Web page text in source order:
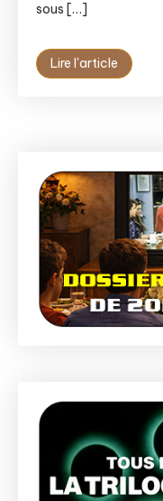
sous […]
Lire l'article